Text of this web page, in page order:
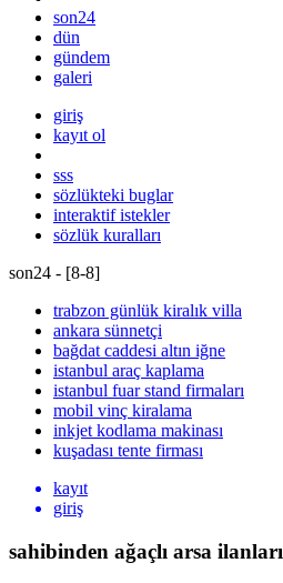
son24
dün
gündem
galeri
giriş
kayıt ol
sss
sözlükteki buglar
interaktif istekler
sözlük kuralları
son24 - [8-8]
trabzon günlük kiralık villa
ankara sünnetçi
bağdat caddesi altın iğne
istanbul araç kaplama
istanbul fuar stand firmaları
mobil vinç kiralama
inkjet kodlama makinası
kuşadası tente firması
kayıt
giriş
sahibinden ağaçlı arsa ilanları